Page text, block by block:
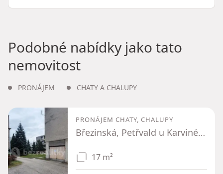
Podobné nabídky jako tato
nemovitost
PRONÁJEM CHATY A CHALUPY
PRONÁJEM CHATY, CHALUPY
Březinská, Petřvald u Karviné, Moravskoslezský kraj
17 m²